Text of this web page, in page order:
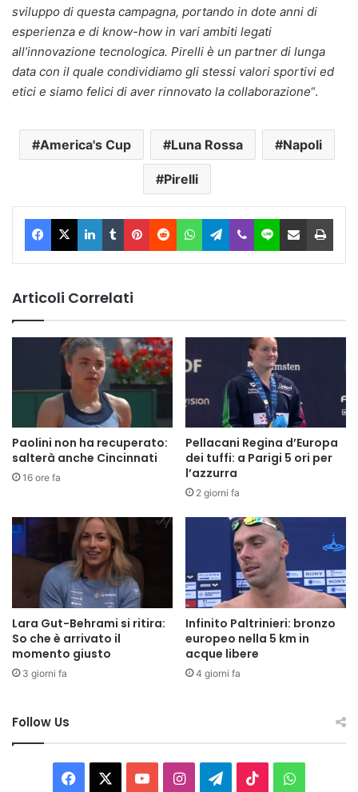
sviluppo di questa campagna, portando in dote anni di
esperienza e di know-how in vari ambiti legati
all’innovazione tecnologica. Pirelli è un partner di lunga
data con il quale condividiamo gli stessi valori sportivi ed
etici e siamo felici di aver rinnovato la collaborazione“.
America's Cup Luna Rossa Napoli
Pirelli
Facebook
X LinkedIn
TumblrPinterest
RedditWhatsAppTelegram
ViberLine Condividi via Email
Articoli Correlati
Paolini non ha recuperato:
salterà anche Cincinnati
16 ore fa
Pellacani Regina d’Europa
dei tuffi: a Parigi 5 ori per
l’azzurra
2 giorni fa
Lara Gut-Behrami si ritira:
So che è arrivato il
momento giusto
3 giorni fa
Infinito Paltrinieri: bronzo
europeo nella 5 km in
acque libere
4 giorni fa
Follow Us
Facebook You InstagramTelegram
TikTok